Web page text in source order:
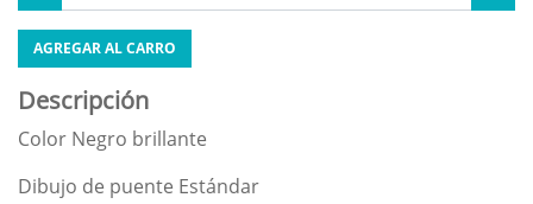
AGREGAR AL CARRO
Descripción
Color Negro brillante
Dibujo de puente Estándar